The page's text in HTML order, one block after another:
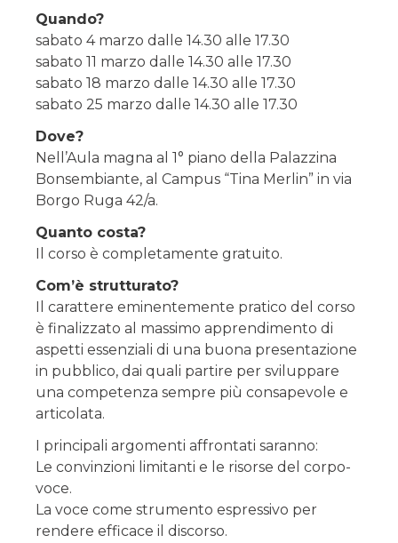
Quando?
sabato 4 marzo dalle 14.30 alle 17.30
sabato 11 marzo dalle 14.30 alle 17.30
sabato 18 marzo dalle 14.30 alle 17.30
sabato 25 marzo dalle 14.30 alle 17.30
Dove?
Nell’Aula magna al 1° piano della Palazzina
Bonsembiante, al Campus “Tina Merlin” in via
Borgo Ruga 42/a.
Quanto costa?
Il corso è completamente gratuito.
Com’è strutturato?
Il carattere eminentemente pratico del corso
è finalizzato al massimo apprendimento di
aspetti essenziali di una buona presentazione
in pubblico, dai quali partire per sviluppare
una competenza sempre più consapevole e
articolata.
I principali argomenti affrontati saranno:
Le convinzioni limitanti e le risorse del corpo-
voce.
La voce come strumento espressivo per
rendere efficace il discorso.